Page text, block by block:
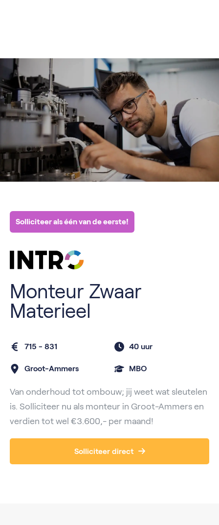
Solliciteer als één van de eerste!
Monteur Zwaar
Materieel
715 - 831 40 uur
Groot-Ammers MBO
Van onderhoud tot ombouw; jij weet wat sleutelen
is. Solliciteer nu als monteur in Groot-Ammers en
verdien tot wel €3.600,- per maand!
Solliciteer direct